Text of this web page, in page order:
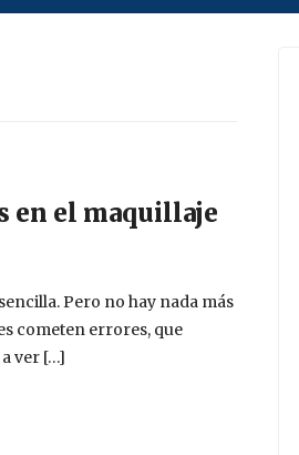
en el maquillaje
Pero no hay nada más
cometen errores, que
ver […]